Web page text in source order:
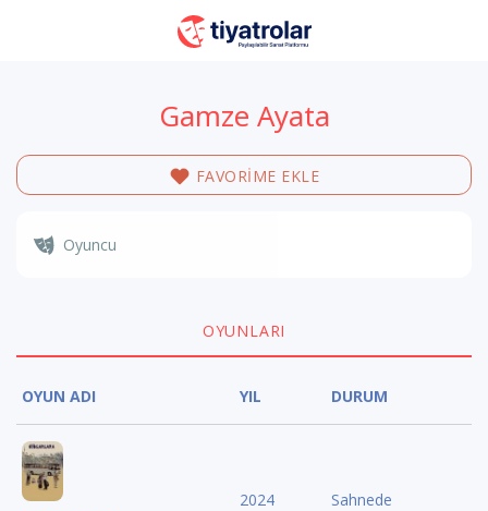
Gamze Ayata
FAVORİME EKLE
Oyuncu
OYUNLARI
OYUN ADI YIL DURUM
2024 Sahnede